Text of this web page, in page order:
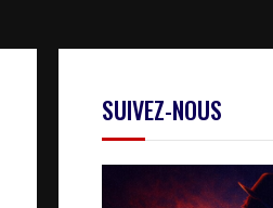
SUIVEZ-NOUS